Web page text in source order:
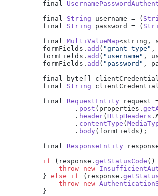
        final
        final
String username = (
        final
String password = (
        final
MultiValueMap<string,
        formFields.
add ( "grant_type" ,
        formFields.
add ( "username" ,
        formFields.
add ( "password" ,
final byte[]
        final
String
        final
RequestEntity request
                .
post (properties.
                .
header( HttpHeaders .
                .
contentType (
                .
body(formFields);
        final
ResponseEntity
if (response. getStatusCode ()
throw new
        }
else if (response.
throw new
        }